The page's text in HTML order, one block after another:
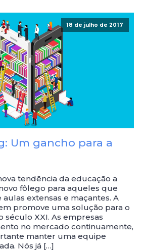
18 de julho de 2017
Um gancho para a
tendência da educação a
fôlego para aqueles que
extensas e maçantes. A
promove uma solução para o
século XXI. As empresas
no mercado continuamente,
manter uma equipe
Nós já […]